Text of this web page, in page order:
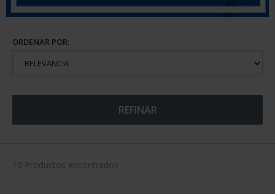
ORDENAR POR:
REFINAR
10 Productos encontrados